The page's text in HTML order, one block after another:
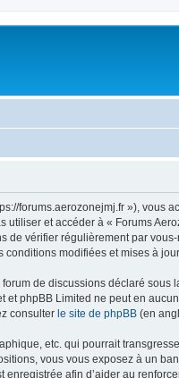
forums.aerozonejmj.fr »), vous
et accéder à « Forums
vérifier régulièrement par
modifiées et mises à jour.
de discussions déclaré sous
phpBB Limited ne peut en
consulter le site de phpBB (en
etc. qui pourrait
vous vous exposez à un
afin d’aider au